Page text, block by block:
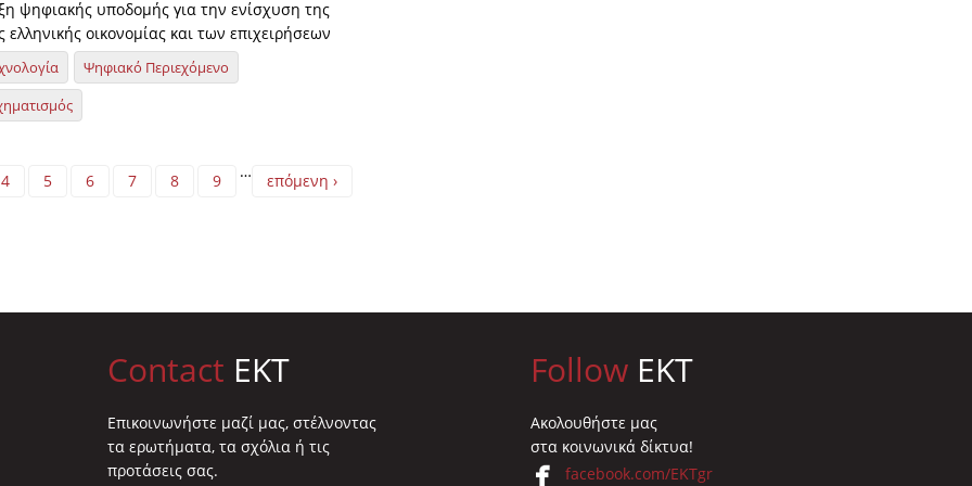
ψηφιακής υποδομής για την ενίσχυση της
ελληνικής οικονομίας και των επιχειρήσεων
Ψηφιακό Περιεχόμενο
4 5 6 7 8 9 … επόμενη ›
Contact EKT
Επικοινωνήστε μαζί μας, στέλνοντας
τα ερωτήματα, τα σχόλια ή τις
προτάσεις σας.
Follow EKT
Ακολουθήστε μας
στα κοινωνικά δίκτυα!
facebook.com/EKTgr